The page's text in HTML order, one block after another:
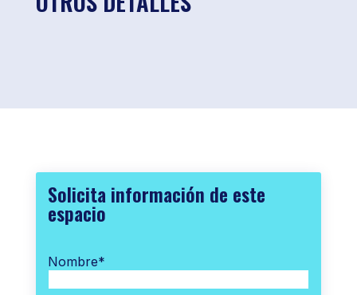
Solicita información de este
espacio
Nombre*